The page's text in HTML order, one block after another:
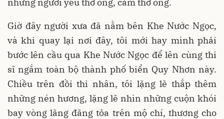
Giờ đây người xưa đã nằm bên Khe Nước Ngọc,
và khi quay lại nơi đây, tôi mới hay mình phải
bước lên cầu qua Khe Nước Ngọc để lên cùng thi
sĩ ngắm toàn bộ thành phố biển Quy Nhơn này.
Chiều trên đồi thi nhân, tôi lặng lẽ thắp thêm
những nén hương, lặng lẽ nhìn những cuộn khói
bay vòng lãng đãng tỏa trên mộ chí, thương cho